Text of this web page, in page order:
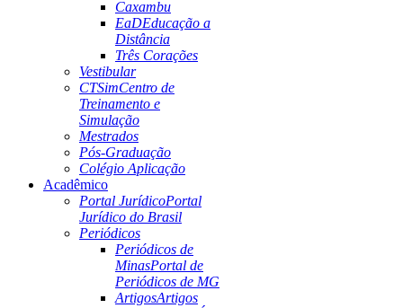
Caxambu
EaDEducação a
Distância
Três Corações
Vestibular
CTSimCentro de
Treinamento e
Simulação
Mestrados
Pós-Graduação
Colégio Aplicação
Acadêmico
Portal JurídicoPortal
Jurídico do Brasil
Periódicos
Periódicos de
MinasPortal de
Periódicos de MG
ArtigosArtigos